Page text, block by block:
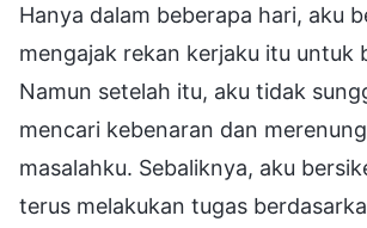
Hanya dalam beberapa hari, aku
mengajak rekan kerjaku itu untuk
Namun setelah itu, aku tidak
mencari kebenaran dan
masalahku. Sebaliknya, aku
terus melakukan tugas